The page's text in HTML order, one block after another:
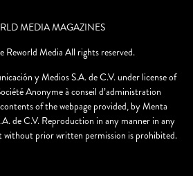
MEDIA MAGAZINES
Media All rights reserved.
y Medios S.A. de C.V. under license of
Anonyme à conseil d’administration
of the webpage provided, by Menta
de C.V. Reproduction in any manner in any
without prior written permission is prohibited.